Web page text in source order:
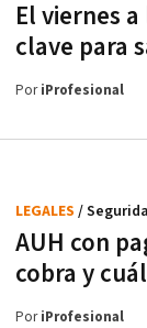
El viernes
clave para
PoriProfesional
AUH con
cobra y
LEGALES /
PoriProfesional